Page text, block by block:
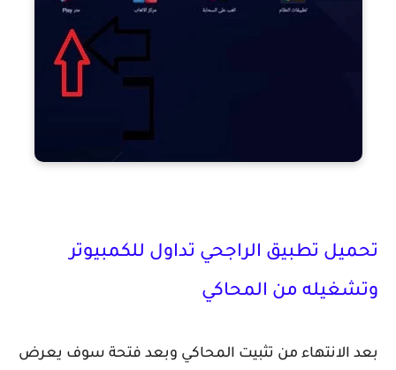
تحميل تطبيق الراجحي تداول للكمبيوتر
وتشغيله من المحاكي
بعد الانتهاء من تثبيت المحاكي وبعد فتحة سوف يعرض